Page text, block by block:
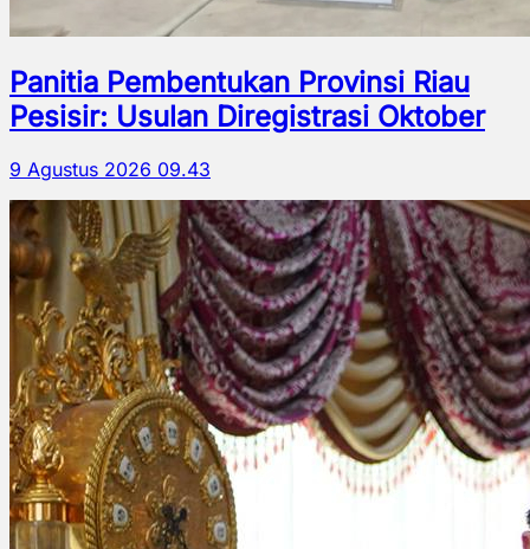
Panitia Pembentukan Provinsi Riau
Pesisir: Usulan Diregistrasi Oktober
9 Agustus 2026 09.43